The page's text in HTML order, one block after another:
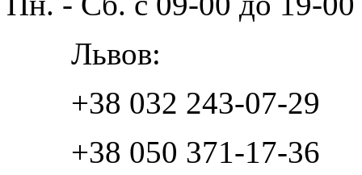
Львов:
+38 032 243-07-29
+38 050 371-17-36